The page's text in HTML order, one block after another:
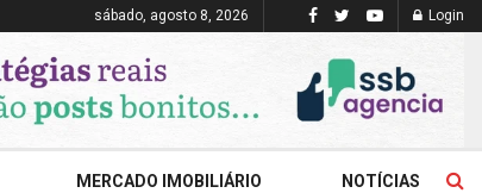
sábado, agosto 8, 2026 Login
MERCADO IMOBILIÁRIO NOTÍCIAS